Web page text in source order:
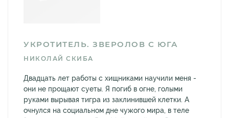
УКРОТИТЕЛЬ. ЗВЕРОЛОВ С ЮГА
НИКОЛАЙ СКИБА
Двадцать лет работы с хищниками научили меня -
они не прощают суеты. Я погиб в огне, голыми
руками вырывая тигра из заклинившей клетки. А
очнулся на социальном дне чужого мира, в теле